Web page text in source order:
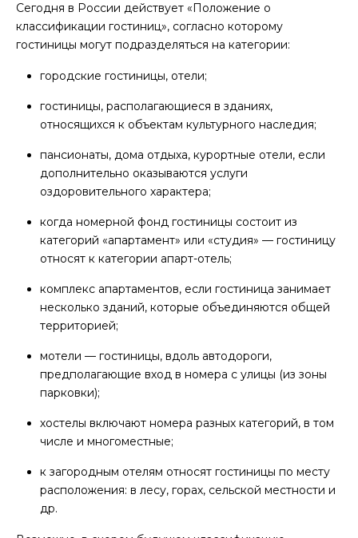
Сегодня в России действует «Положение о
классификации гостиниц», согласно которому
гостиницы могут подразделяться на категории:
городские гостиницы, отели;
гостиницы, располагающиеся в зданиях,
относящихся к объектам культурного наследия;
пансионаты, дома отдыха, курортные отели, если
дополнительно оказываются услуги
оздоровительного характера;
когда номерной фонд гостиницы состоит из
категорий «апартамент» или «студия» — гостиницу
относят к категории апарт-отель;
комплекс апартаментов, если гостиница занимает
несколько зданий, которые объединяются общей
территорией;
мотели — гостиницы, вдоль автодороги,
предполагающие вход в номера с улицы (из зоны
парковки);
хостелы включают номера разных категорий, в том
числе и многоместные;
к загородным отелям относят гостиницы по месту
расположения: в лесу, горах, сельской местности и
др.